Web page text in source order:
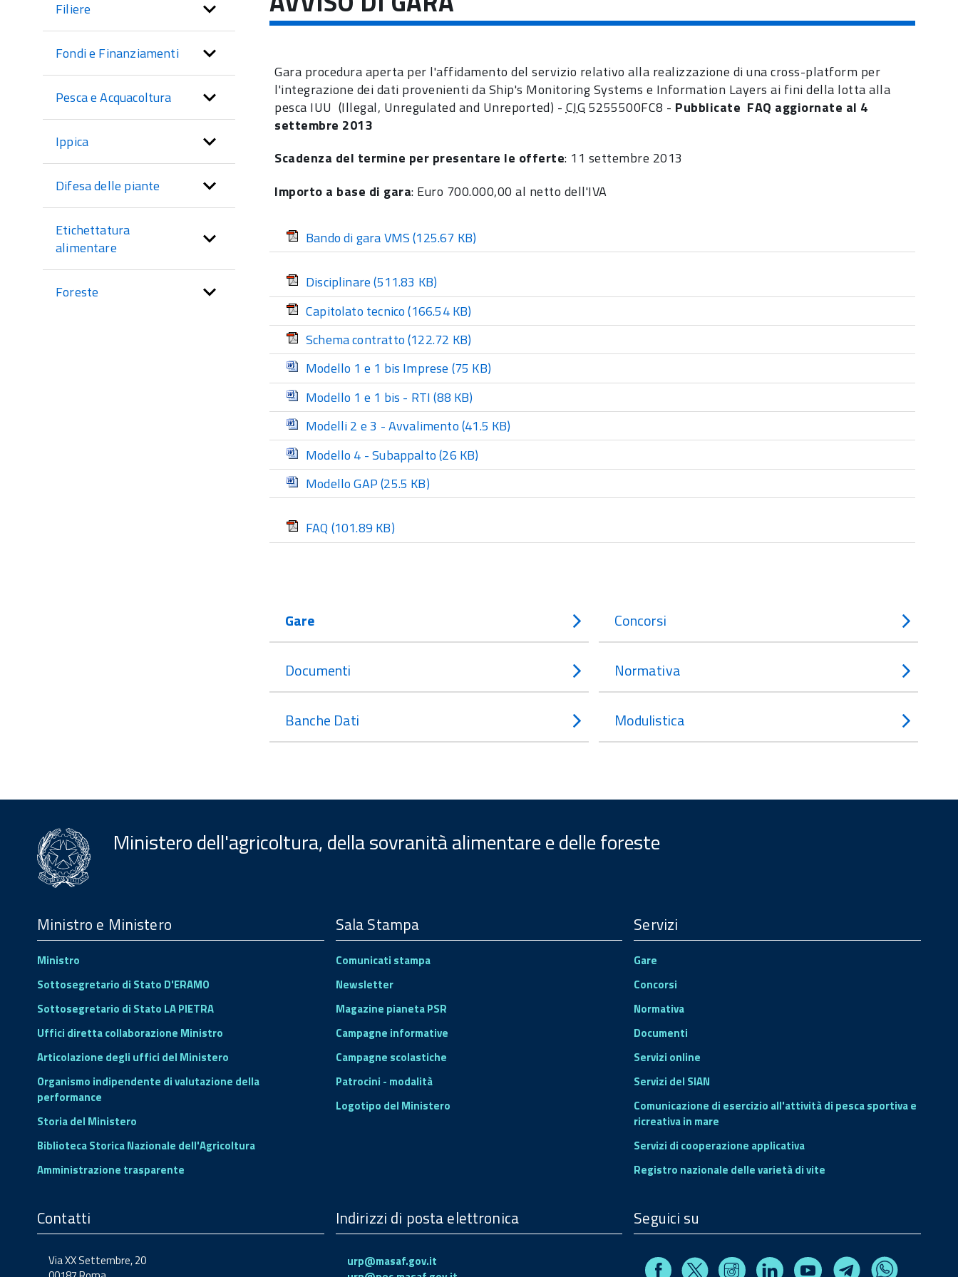
di
sezione
Filiere
Fondi e Finanziamenti
Pesca e Acquacoltura
Ippica
Difesa delle piante
Etichettatura
alimentare
Foreste
Gara procedura aperta per l'affidamento del servizio relativo alla realizzazione di una cross-platform per
l'integrazione dei dati provenienti da Ship's Monitoring Systems e Information Layers ai fini della lotta alla
pesca IUU (Illegal, Unregulated and Unreported) -CIG5255500FC8 - Pubblicate FAQ aggiornate al 4
settembre 2013
Scadenza del termine per presentare le offerte: 11 settembre 2013
Importo a base di gara: Euro 700.000,00 al netto dell'IVA
Bando di gara VMS(125.67 KB)
Disciplinare(511.83 KB)
Capitolato tecnico(166.54 KB)
Schema contratto(122.72 KB)
Modello 1 e 1 bis Imprese (75 KB)
Modello 1 e 1 bis - RTI(88 KB)
Modelli 2 e 3 - Avvalimento(41.5 KB)
Modello 4 - Subappalto(26 KB)
Modello GAP(25.5 KB)
FAQ (101.89 KB)
Gare Concorsi
Documenti Normativa
Banche Dati Modulistica
Ministero dell'agricoltura, della sovranità alimentare e delle foreste
Menu
Footer
Ministro e Ministero
Ministro
Sottosegretario di Stato D'ERAMO
Sottosegretario di Stato LA PIETRA
Uffici diretta collaborazione Ministro
Articolazione degli uffici del Ministero
Organismo indipendente di valutazione della
performance
Storia del Ministero
Biblioteca Storica Nazionale dell'Agricoltura
Amministrazione trasparente
Sala Stampa
Comunicati stampa
Newsletter
Magazine pianeta PSR
Campagne informative
Campagne scolastiche
Patrocini - modalità
Logotipo del Ministero
Servizi
Gare
Concorsi
Normativa
Documenti
Servizi online
Servizi del SIAN
Comunicazione di esercizio all'attività di pesca sportiva e
ricreativa in mare
Servizi di cooperazione applicativa
Registro nazionale delle varietà di vite
Contatti
Via XX Settembre, 20
Indirizzi di posta elettronica
urp@masaf.gov.it
Seguici su
Facebook
X InstagramLinkedinYoutube TelegramWhatsapp